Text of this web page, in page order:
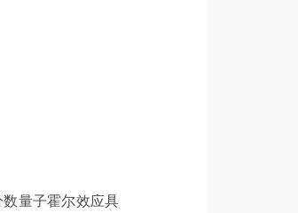
量子霍尔效应具